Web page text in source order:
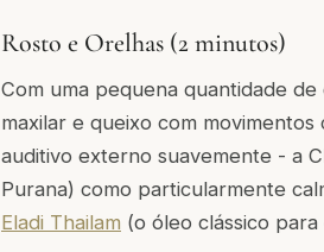
Rosto e Orelhas (2 minutos)
Com uma pequena quantidade
maxilar e queixo com
auditivo externo suavemente - a
Purana) como particularmente
Eladi Thailam (o óleo clássico